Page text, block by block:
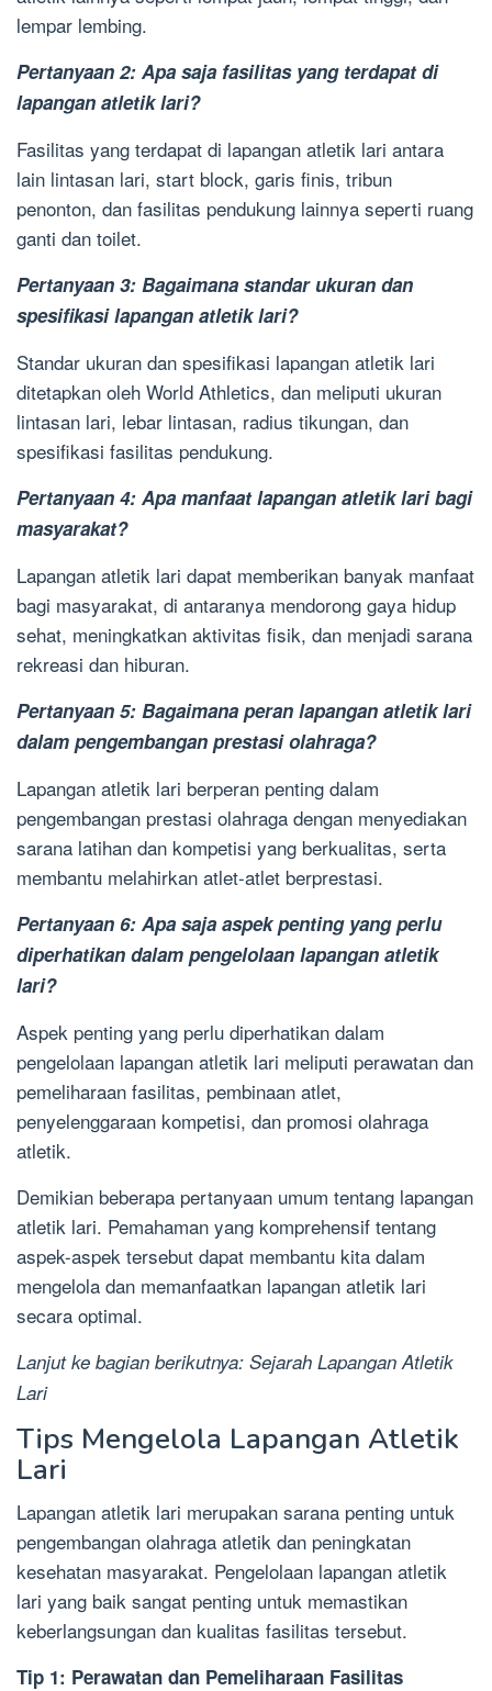
lempar lembing.
Pertanyaan 2: Apa saja fasilitas yang terdapat di
lapangan atletik lari?
Fasilitas yang terdapat di lapangan atletik lari antara
lain lintasan lari, start block, garis finis, tribun
penonton, dan fasilitas pendukung lainnya seperti ruang
ganti dan toilet.
Pertanyaan 3: Bagaimana standar ukuran dan
spesifikasi lapangan atletik lari?
Standar ukuran dan spesifikasi lapangan atletik lari
ditetapkan oleh World Athletics, dan meliputi ukuran
lintasan lari, lebar lintasan, radius tikungan, dan
spesifikasi fasilitas pendukung.
Pertanyaan 4: Apa manfaat lapangan atletik lari bagi
masyarakat?
Lapangan atletik lari dapat memberikan banyak manfaat
bagi masyarakat, di antaranya mendorong gaya hidup
sehat, meningkatkan aktivitas fisik, dan menjadi sarana
rekreasi dan hiburan.
Pertanyaan 5: Bagaimana peran lapangan atletik lari
dalam pengembangan prestasi olahraga?
Lapangan atletik lari berperan penting dalam
pengembangan prestasi olahraga dengan menyediakan
sarana latihan dan kompetisi yang berkualitas, serta
membantu melahirkan atlet-atlet berprestasi.
Pertanyaan 6: Apa saja aspek penting yang perlu
diperhatikan dalam pengelolaan lapangan atletik
lari?
Aspek penting yang perlu diperhatikan dalam
pengelolaan lapangan atletik lari meliputi perawatan dan
pemeliharaan fasilitas, pembinaan atlet,
penyelenggaraan kompetisi, dan promosi olahraga
atletik.
Demikian beberapa pertanyaan umum tentang lapangan
atletik lari. Pemahaman yang komprehensif tentang
aspek-aspek tersebut dapat membantu kita dalam
mengelola dan memanfaatkan lapangan atletik lari
secara optimal.
Lanjut ke bagian berikutnya: Sejarah Lapangan Atletik
Lari
Tips Mengelola Lapangan Atletik
Lari
Lapangan atletik lari merupakan sarana penting untuk
pengembangan olahraga atletik dan peningkatan
kesehatan masyarakat. Pengelolaan lapangan atletik
lari yang baik sangat penting untuk memastikan
keberlangsungan dan kualitas fasilitas tersebut.
Tip 1: Perawatan dan Pemeliharaan Fasilitas